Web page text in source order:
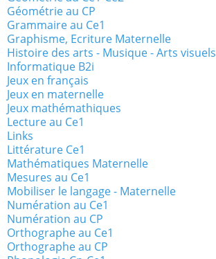
Géométrie au CP
Grammaire au Ce1
Graphisme, Ecriture Maternelle
Histoire des arts - Musique - Arts visuels
Informatique B2i
Jeux en français
Jeux en maternelle
Jeux mathémathiques
Lecture au Ce1
Links
Littérature Ce1
Mathématiques Maternelle
Mesures au Ce1
Mobiliser le langage - Maternelle
Numération au Ce1
Numération au CP
Orthographe au Ce1
Orthographe au CP